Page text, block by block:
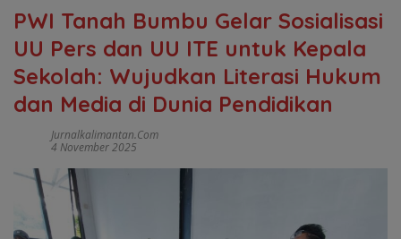
PWI Tanah Bumbu Gelar Sosialisasi
UU Pers dan UU ITE untuk Kepala
Sekolah: Wujudkan Literasi Hukum
dan Media di Dunia Pendidikan
Jurnalkalimantan.com
4 November 2025